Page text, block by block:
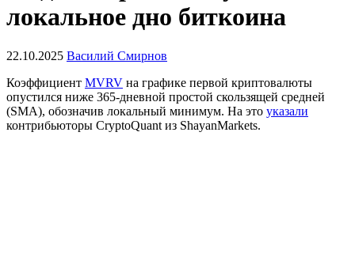
локальное дно биткоина
22.10.2025 Василий Смирнов
Коэффициент MVRV на графике первой криптовалюты
опустился ниже 365-дневной простой скользящей средней
(SMA), обозначив локальный минимум. На это указали
контрибьюторы CryptoQuant из ShayanMarkets.